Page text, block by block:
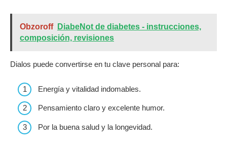
Obzoroff
DiabeNot de diabetes - instrucciones,
composición, revisiones
Dialos puede convertirse en tu clave personal para:
Energía y vitalidad indomables.
Pensamiento claro y excelente humor.
Por la buena salud y la longevidad.